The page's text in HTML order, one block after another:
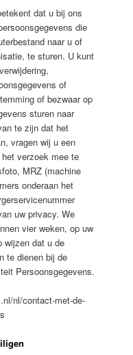
dat u bij ons
die
naar u of
te sturen. U kunt
of
of bezwaar op
sturen naar
te zijn dat het
vragen wij u een
verzoek mee te
MRZ (machine
onderaan het
uw privacy. We
vier weken, op uw
wijzen dat u de
te dienen bij de
Persoonsgegevens.
nl/contact-met-de-